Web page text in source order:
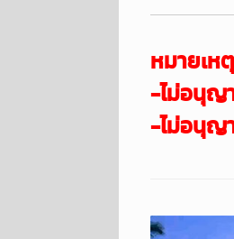
หมายเหตุ
-ไม่อนุญ
-ไม่อนุญ